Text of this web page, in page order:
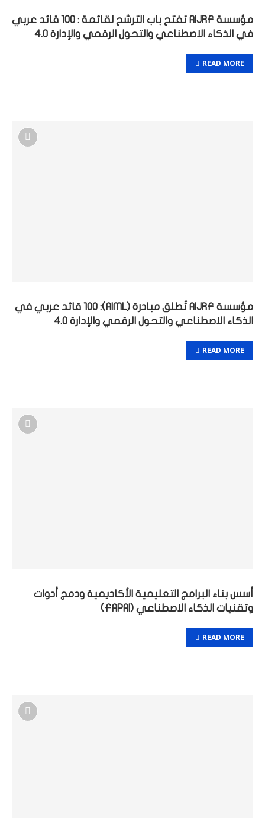
مؤسسة AIJRF تفتح باب الترشح لقائمة : 100 قائد عربي
في الذكاء الاصطناعي والتحول الرقمي والإدارة 4.0
READ MORE
مؤسسة AIJRF تُطلق مبادرة (AIML): 100 قائد عربي في
الذكاء الاصطناعي والتحول الرقمي والإدارة 4.0
READ MORE
أسس بناء البرامج التعليمية الأكاديمية ودمج أدوات
وتقنيات الذكاء الاصطناعي (FAPAI)
READ MORE